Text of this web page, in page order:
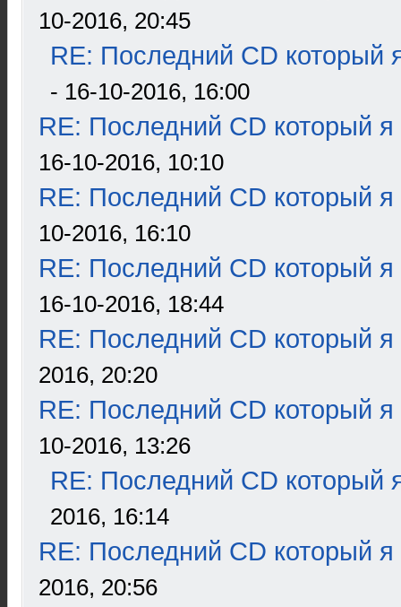
10-2016, 20:45
RE: Последний CD который
- 16-10-2016, 16:00
RE: Последний CD который я
16-10-2016, 10:10
RE: Последний CD который я
10-2016, 16:10
RE: Последний CD который я
16-10-2016, 18:44
RE: Последний CD который я
2016, 20:20
RE: Последний CD который я
10-2016, 13:26
RE: Последний CD который
2016, 16:14
RE: Последний CD который я
2016, 20:56